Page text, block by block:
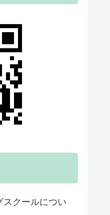
スクールについ